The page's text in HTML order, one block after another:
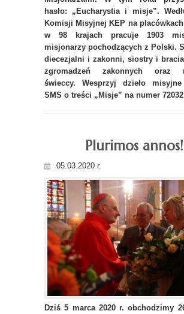
hasło: „Eucharystia i misje”.
Komisji Misyjnej KEP na
w 98 krajach pracuje 1903
misjonarzy pochodzących z Polski.
diecezjalni i zakonni, siostry i
zgromadzeń zakonnych oraz
świeccy. Wesprzyj dzieło misyjne
SMS o treści „Misje” na numer
Plurimos annos!
05.03.2020 r.
Dziś 5 marca 2020 r. obchodzimy